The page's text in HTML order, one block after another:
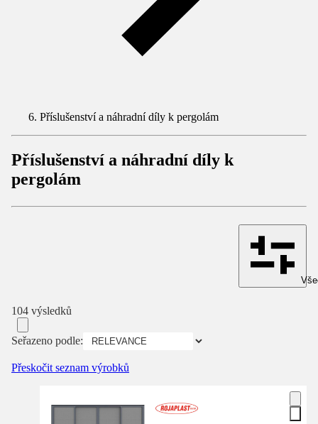
Příslušenství a náhradní díly k pergolám
Příslušenství a náhradní díly k
pergolám
104 výsledků
Seřazeno podle:
Přeskočit seznam výrobků